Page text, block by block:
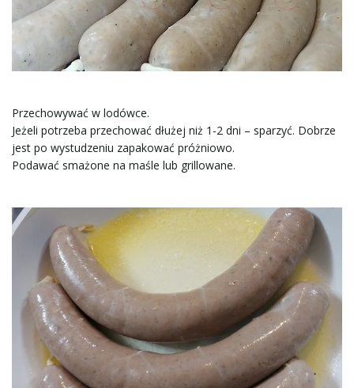
Przechowywać w lodówce.
Jeżeli potrzeba przechować dłużej niż 1-2 dni – sparzyć. Dobrze
jest po wystudzeniu zapakować próżniowo.
Podawać smażone na maśle lub grillowane.